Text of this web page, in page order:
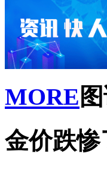
MORE
金价跌惨